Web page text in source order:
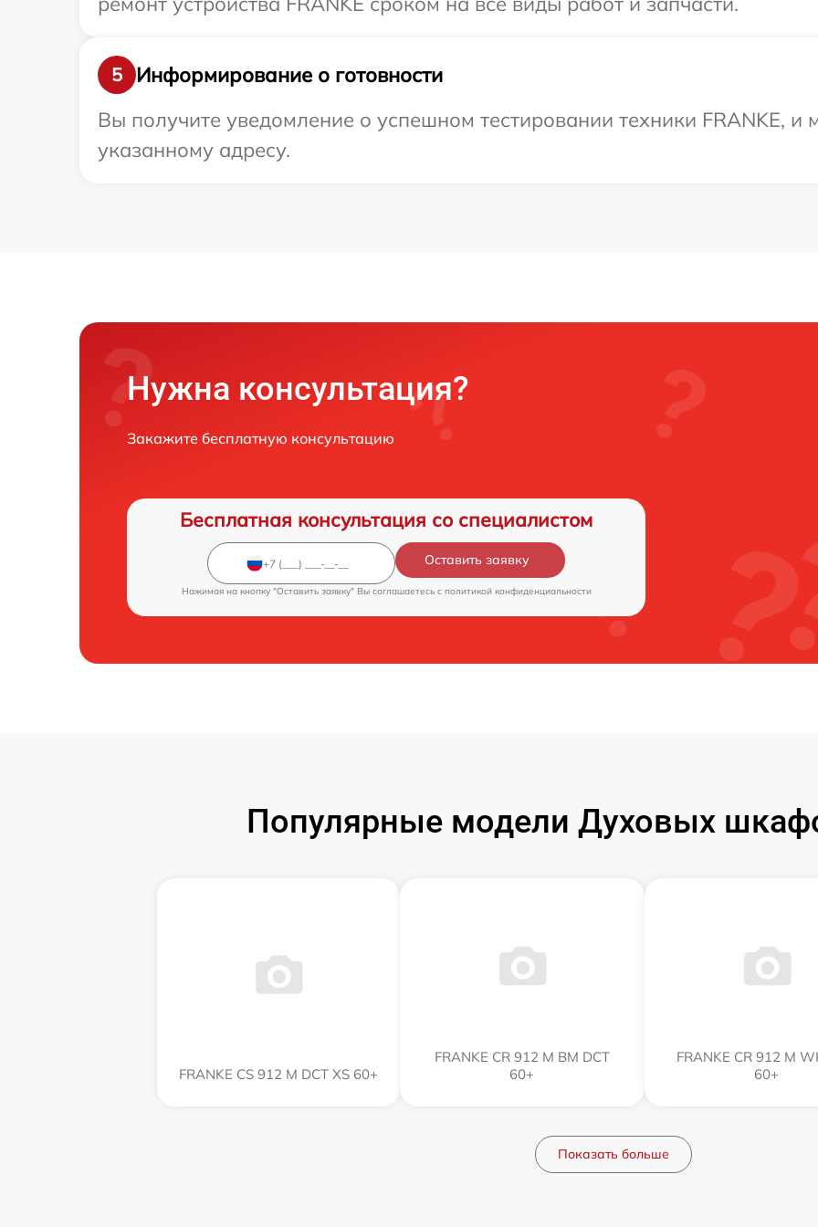
5
Информирование о готовности
Вы получите уведомление о успешном тестировании техники FRANKE, и
указанному адресу.
Нужна консультация?
Закажите бесплатную консультацию
Бесплатная консультация со специалистом
Оставить заявку
Нажимая на кнопку "Оставить заявку" Вы соглашаетесь c политикой конфиденциальности
Популярные модели Духовых
FRANKE CS 912 M DCT XS 60+
FRANKE CR 912 M BM DCT
60+
FRANKE CR 912 M
60+
Показать больше